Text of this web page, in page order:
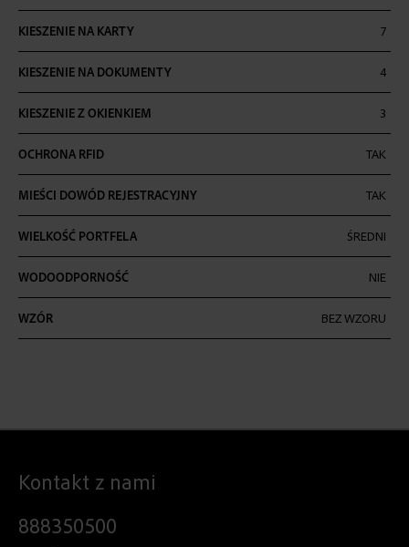
KIESZENIE NA KARTY 7
KIESZENIE NA DOKUMENTY 4
KIESZENIE Z OKIENKIEM 3
OCHRONA RFID TAK
MIEŚCI DOWÓD REJESTRACYJNY TAK
WIELKOŚĆ PORTFELA ŚREDNI
WODOODPORNOŚĆ NIE
WZÓR BEZ WZORU
Kontakt z nami
888350500